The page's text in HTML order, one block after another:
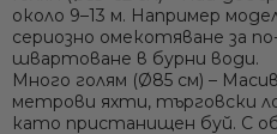
около 9–13 м. Например
сериозно омекотяване за
швартоване в бурни води.
Много голям (Ø85 см) –
метрови яхти, търговски
като пристанищен буй. С